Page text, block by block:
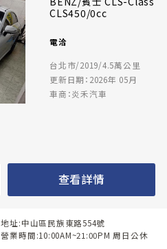
CLS450/0cc
電洽
台北市/2019/4.5萬公里
更新日期：2026年 05月
車商：炎禾汽車
查看詳情
地址:中山區民族東路554號
營業時間:10:00AM~21:00PM 周日公休